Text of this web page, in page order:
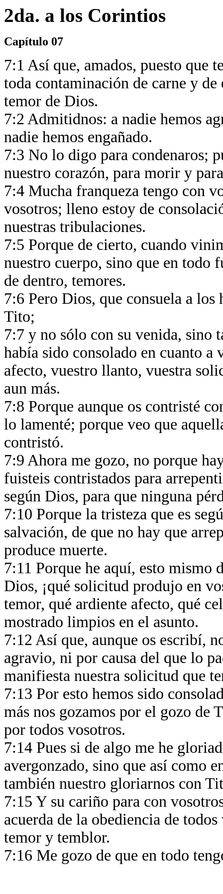
2da. a los Corintios
Capítulo 07
7:1 Así que, amados, puesto que
toda contaminación de carne y
temor de Dios.
7:2 Admitidnos: a nadie hemos
nadie hemos engañado.
7:3 No lo digo para condenaros;
nuestro corazón, para morir y
7:4 Mucha franqueza tengo con
vosotros; lleno estoy de
nuestras tribulaciones.
7:5 Porque de cierto, cuando
nuestro cuerpo, sino que en
de dentro, temores.
7:6 Pero Dios, que consuela a
Tito;
7:7 y no sólo con su venida, sino
había sido consolado en cuanto a
afecto, vuestro llanto, vuestra
aun más.
7:8 Porque aunque os contristé
lo lamenté; porque veo que
contristó.
7:9 Ahora me gozo, no porque
fuisteis contristados para
según Dios, para que ninguna
7:10 Porque la tristeza que es
salvación, de que no hay que
produce muerte.
7:11 Porque he aquí, esto mismo
Dios, ¡qué solicitud produjo en
temor, qué ardiente afecto, qué
mostrado limpios en el asunto.
7:12 Así que, aunque os escribí,
agravio, ni por causa del que lo
manifiesta nuestra solicitud que
7:13 Por esto hemos sido
más nos gozamos por el gozo de
por todos vosotros.
7:14 Pues si de algo me he
avergonzado, sino que así como
también nuestro gloriarnos con
7:15 Y su cariño para con
acuerda de la obediencia de
temor y temblor.
7:16 Me gozo de que en todo